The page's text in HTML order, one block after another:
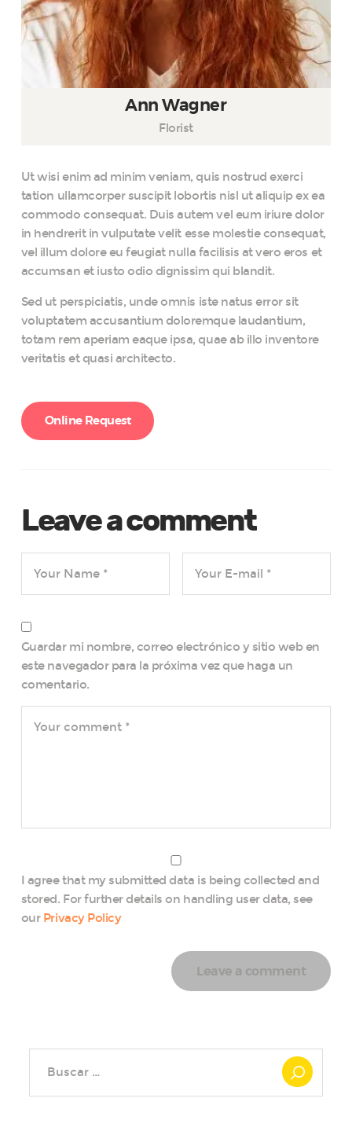
Ann Wagner
Florist
Ut wisi enim ad minim veniam, quis nostrud exerci
tation ullamcorper suscipit lobortis nisl ut aliquip ex ea
commodo consequat. Duis autem vel eum iriure dolor
in hendrerit in vulputate velit esse molestie consequat,
vel illum dolore eu feugiat nulla facilisis at vero eros et
accumsan et iusto odio dignissim qui blandit.
Sed ut perspiciatis, unde omnis iste natus error sit
voluptatem accusantium doloremque laudantium,
totam rem aperiam eaque ipsa, quae ab illo inventore
veritatis et quasi architecto.
Online Request
Leave a comment
Guardar mi nombre, correo electrónico y sitio web en
este navegador para la próxima vez que haga un
comentario.
I agree that my submitted data is being collected and
stored. For further details on handling user data, see
our Privacy Policy